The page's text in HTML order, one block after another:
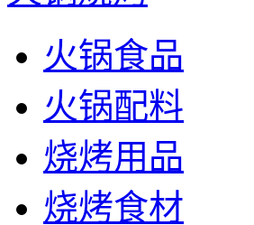
火锅食品
火锅配料
烧烤用品
烧烤食材